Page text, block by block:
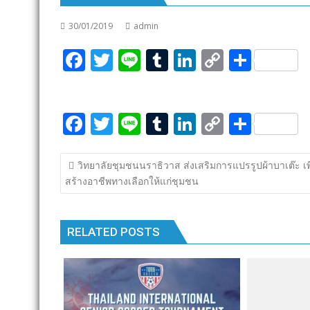
30/01/2019 admin
F
ac
b
o
o
k
T
w
er
Li
n
T
u
bl
r
Li
n
e
dI
n
C
o
y
Li
n
k
S
h
e
F
ac
e
b
o
k
T
w
itt
er
Li
n
e
T
u
m
bl
Li
n
k
e
C
o
p
y
k
S
h
ar
e
แนะแนว
เรื่อง
วิทยาลัยชุมชนนราธิวาส ส่งเสริมการแปรรูปผ้าบาเต๊ะ เ
สร้างอาชีพทางเลือกให้แก่ชุมชน
RELATED POSTS